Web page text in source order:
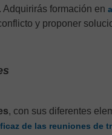
formación en
y proponer
, con sus diferentes
de las reuniones de